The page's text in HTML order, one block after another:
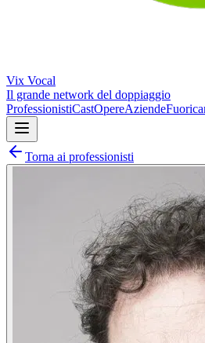
Vix Vocal
Il grande network del doppiaggio
ProfessionistiCastOpereAziende
Torna ai professionisti